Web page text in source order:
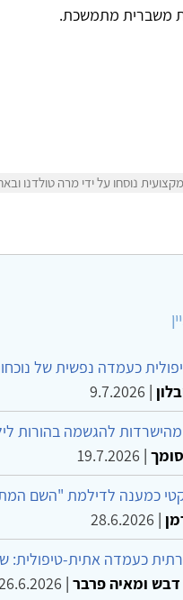
משברית מתמשכת.
נוסחו על ידי מרה טולדנו
כעמדה נפשית של
|
9.7.2026
להגשמה בהורות
|
19.7.2026
כמענה לדילמת "השם
|
28.6.2026
כעמדה אתית-
דבש ומאיה פרבר |